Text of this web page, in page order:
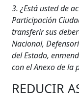
3. ¿Está usted de
Participación
transferir sus
Nacional,
del Estado,
con el Anexo de la
REDUCIR